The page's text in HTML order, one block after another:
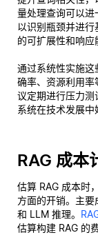
量处理查询可以进
以识别瓶颈并进
的可扩展性和响应
通过系统性实施这
确率、资源利用
议定期进行压力
系统在技术发展中
RAG 成本
估算 RAG 成本时
方面的开销。主
和 LLM 推理。
估算构建 RAG 的